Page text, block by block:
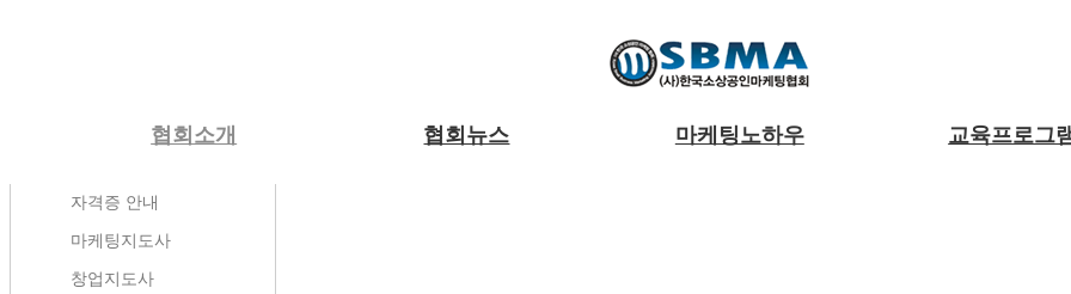
협회소개
인사말
조직도
오시는길
협회뉴스
공지사항
지회소식
지회안내
마케팅노하우
전환마케팅
유입마케팅
무료마케팅자료
교육프로그
자격증과정
전문교육과정
교육과정
온라인상담
캠페인
자주하는질문
자격증 안내
마케팅지도사
창업지도사